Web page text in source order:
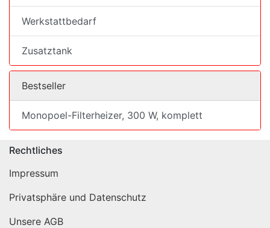
Werkstattbedarf
Zusatztank
Bestseller
Monopoel-Filterheizer, 300 W, komplett
Rechtliches
Impressum
Privatsphäre und Datenschutz
Unsere AGB